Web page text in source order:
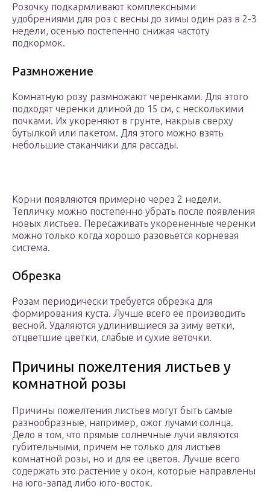
Розочку подкармливают комплексными
удобрениями для роз с весны до зимы один раз в 2-3
недели, осенью постепенно снижая частоту
подкормок.
Размножение
Комнатную розу размножают черенками. Для этого
подходят черенки длиной до 15 см, с несколькими
почками. Их укореняют в грунте, накрыв сверху
бутылкой или пакетом. Для этого можно взять
небольшие стаканчики для рассады.
Корни появляются примерно через 2 недели.
Тепличку можно постепенно убрать после появления
новых листьев. Пересаживать укорененные черенки
можно только когда хорошо разовьется корневая
система.
Обрезка
Розам периодически требуется обрезка для
формирования куста. Лучше всего ее производить
весной. Удаляются удлинившиеся за зиму ветки,
отцветшие цветки, слабые и сухие веточки.
Причины пожелтения листьев у
комнатной розы
Причины пожелтения листьев могут быть самые
разнообразные, например, ожог лучами солнца.
Дело в том, что прямые солнечные лучи являются
губительными, причем не только для листьев
комнатной розы, но и для ее цветов. Лучше всего
содержать это растение у окон, которые направлены
на юго-запад либо юго-восток.